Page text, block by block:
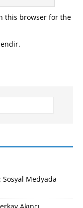
this browser for the
Medyada